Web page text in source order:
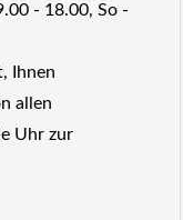
- 18.00, So -
Ihnen
allen
Uhr zur